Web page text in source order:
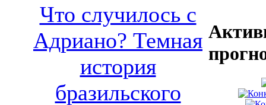
Что случилось с
Адриано? Темная
история
бразильского